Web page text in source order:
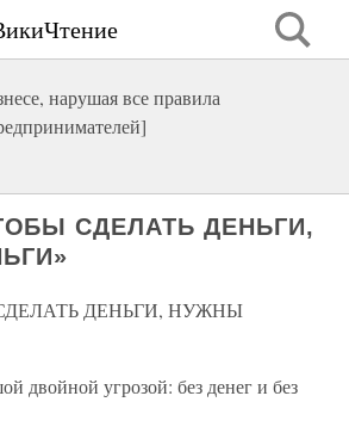
нарушая все правила
СДЕЛАТЬ ДЕНЬГИ,
СДЕЛАТЬ ДЕНЬГИ, НУЖНЫ
двойной угрозой: без денег и без